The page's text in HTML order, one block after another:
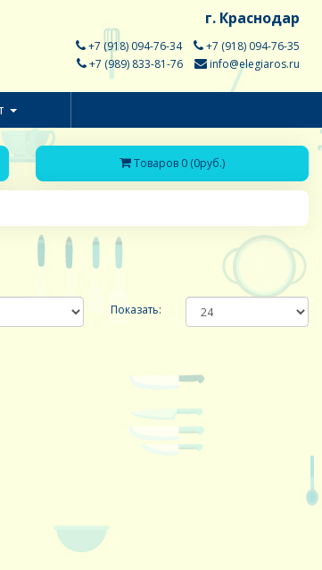
г. Краснодар
+7 (918) 094-76-34
+7 (918) 094-76-35
+7 (989) 833-81-76
info@elegiaros.ru
Товаров 0 (0руб.)
Показать: